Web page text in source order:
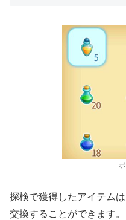
探検で獲得したアイテム
交換することができます。